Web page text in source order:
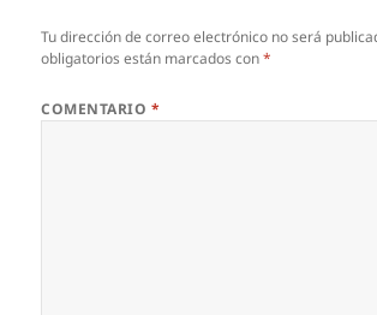
Tu dirección de correo electrónico no será
obligatorios están marcados con*
COMENTARIO *